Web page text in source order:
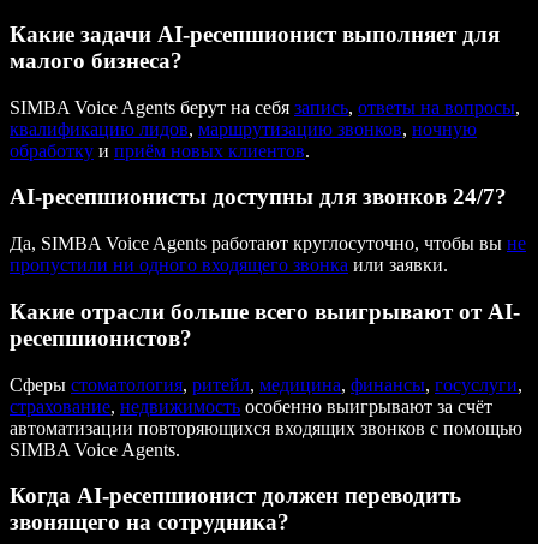
Какие задачи AI-ресепшионист выполняет для
малого бизнеса?
SIMBA Voice Agents берут на себя запись, ответы на вопросы,
квалификацию лидов, маршрутизацию звонков, ночную
обработку и приём новых клиентов.
AI-ресепшионисты доступны для звонков 24/7?
Да, SIMBA Voice Agents работают круглосуточно, чтобы вы не
пропустили ни одного входящего звонка или заявки.
Какие отрасли больше всего выигрывают от AI-
ресепшионистов?
Сферы стоматология, ритейл, медицина, финансы, госуслуги,
страхование, недвижимость особенно выигрывают за счёт
автоматизации повторяющихся входящих звонков с помощью
SIMBA Voice Agents.
Когда AI-ресепшионист должен переводить
звонящего на сотрудника?